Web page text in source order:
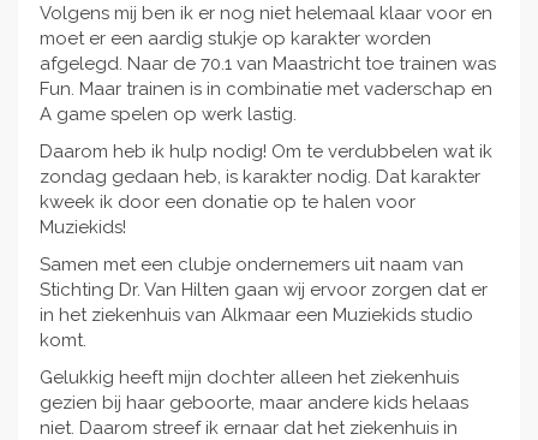
Volgens mij ben ik er nog niet helemaal klaar voor en
moet er een aardig stukje op karakter worden
afgelegd. Naar de 70.1 van Maastricht toe trainen was
Fun. Maar trainen is in combinatie met vaderschap en
A game spelen op werk lastig.
Daarom heb ik hulp nodig! Om te verdubbelen wat ik
zondag gedaan heb, is karakter nodig. Dat karakter
kweek ik door een donatie op te halen voor
Muziekids!
Samen met een clubje ondernemers uit naam van
Stichting Dr. Van Hilten gaan wij ervoor zorgen dat er
in het ziekenhuis van Alkmaar een Muziekids studio
komt.
Gelukkig heeft mijn dochter alleen het ziekenhuis
gezien bij haar geboorte, maar andere kids helaas
niet. Daarom streef ik ernaar dat het ziekenhuis in